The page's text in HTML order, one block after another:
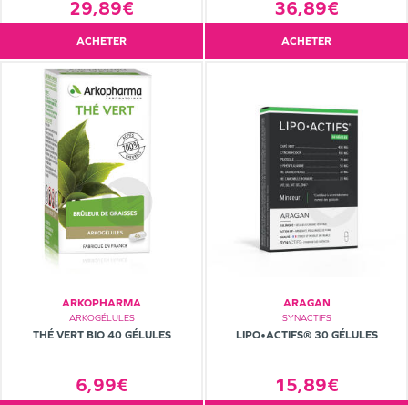
29,89€
ACHETER
36,89€
ACHETER
ARKOPHARMA
ARKOGÉLULES
THÉ VERT BIO 40 GÉLULES
6,99€
ARAGAN
SYNACTIFS
LIPO•ACTIFS® 30 GÉLULES
15,89€